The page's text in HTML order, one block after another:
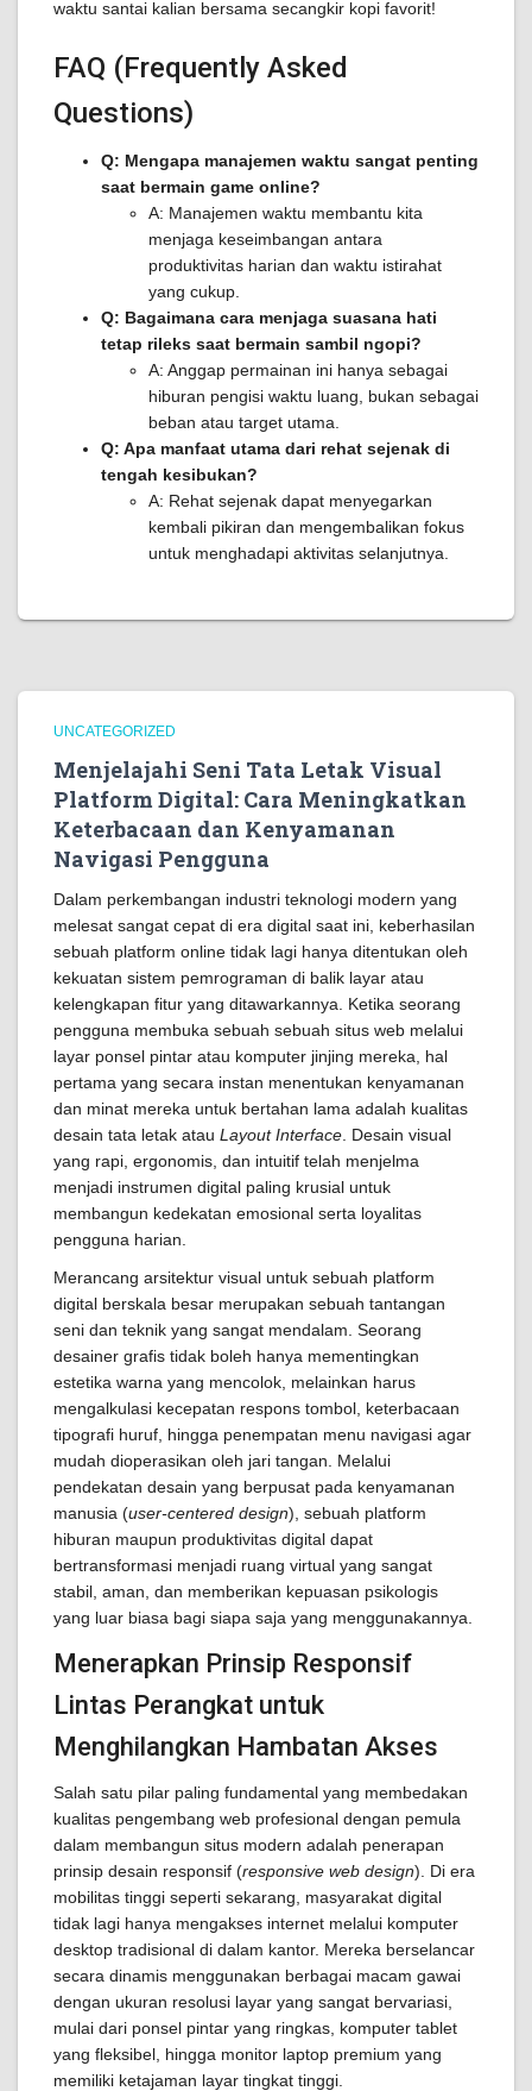
waktu santai kalian bersama secangkir kopi favorit!
FAQ (Frequently Asked
Questions)
Q: Mengapa manajemen waktu sangat penting
saat bermain game online?
A: Manajemen waktu membantu kita
menjaga keseimbangan antara
produktivitas harian dan waktu istirahat
yang cukup.
Q: Bagaimana cara menjaga suasana hati
tetap rileks saat bermain sambil ngopi?
A: Anggap permainan ini hanya sebagai
hiburan pengisi waktu luang, bukan sebagai
beban atau target utama.
Q: Apa manfaat utama dari rehat sejenak di
tengah kesibukan?
A: Rehat sejenak dapat menyegarkan
kembali pikiran dan mengembalikan fokus
untuk menghadapi aktivitas selanjutnya.
UNCATEGORIZED
Menjelajahi Seni Tata Letak Visual
Platform Digital: Cara Meningkatkan
Keterbacaan dan Kenyamanan
Navigasi Pengguna
Dalam perkembangan industri teknologi modern yang
melesat sangat cepat di era digital saat ini, keberhasilan
sebuah platform online tidak lagi hanya ditentukan oleh
kekuatan sistem pemrograman di balik layar atau
kelengkapan fitur yang ditawarkannya. Ketika seorang
pengguna membuka sebuah sebuah situs web melalui
layar ponsel pintar atau komputer jinjing mereka, hal
pertama yang secara instan menentukan kenyamanan
dan minat mereka untuk bertahan lama adalah kualitas
desain tata letak atau Layout Interface . Desain visual
yang rapi, ergonomis, dan intuitif telah menjelma
menjadi instrumen digital paling krusial untuk
membangun kedekatan emosional serta loyalitas
pengguna harian.
Merancang arsitektur visual untuk sebuah platform
digital berskala besar merupakan sebuah tantangan
seni dan teknik yang sangat mendalam. Seorang
desainer grafis tidak boleh hanya mementingkan
estetika warna yang mencolok, melainkan harus
mengalkulasi kecepatan respons tombol, keterbacaan
tipografi huruf, hingga penempatan menu navigasi agar
mudah dioperasikan oleh jari tangan. Melalui
pendekatan desain yang berpusat pada kenyamanan
manusia (user-centered design), sebuah platform
hiburan maupun produktivitas digital dapat
bertransformasi menjadi ruang virtual yang sangat
stabil, aman, dan memberikan kepuasan psikologis
yang luar biasa bagi siapa saja yang menggunakannya.
Menerapkan Prinsip Responsif
Lintas Perangkat untuk
Menghilangkan Hambatan Akses
Salah satu pilar paling fundamental yang membedakan
kualitas pengembang web profesional dengan pemula
dalam membangun situs modern adalah penerapan
prinsip desain responsif (responsive web design). Di era
mobilitas tinggi seperti sekarang, masyarakat digital
tidak lagi hanya mengakses internet melalui komputer
desktop tradisional di dalam kantor. Mereka berselancar
secara dinamis menggunakan berbagai macam gawai
dengan ukuran resolusi layar yang sangat bervariasi,
mulai dari ponsel pintar yang ringkas, komputer tablet
yang fleksibel, hingga monitor laptop premium yang
memiliki ketajaman layar tingkat tinggi.